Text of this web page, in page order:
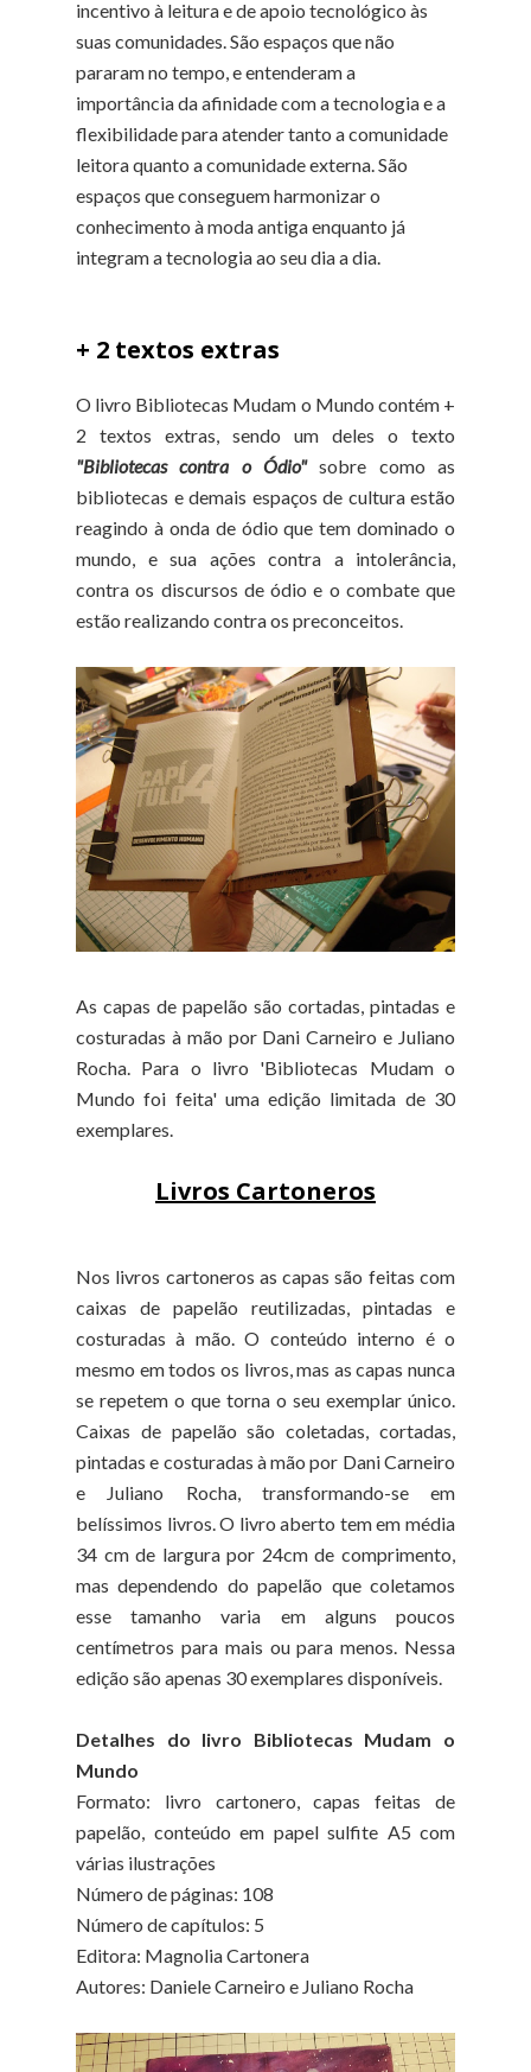
incentivo à leitura e de apoio tecnológico às
suas comunidades. São espaços que não
pararam no tempo, e entenderam a
importância da afinidade com a tecnologia e a
flexibilidade para atender tanto a comunidade
leitora quanto a comunidade externa. São
espaços que conseguem harmonizar o
conhecimento à moda antiga enquanto já
integram a tecnologia ao seu dia a dia.
+ 2 textos extras
O livro Bibliotecas Mudam o Mundo contém +
2 textos extras, sendo um deles o texto
"Bibliotecas contra o Ódio"sobre como as
bibliotecas e demais espaços de cultura estão
reagindo à onda de ódio que tem dominado o
mundo, e sua ações contra a intolerância,
contra os discursos de ódio e o combate que
estão realizando contra os preconceitos.
As capas de papelão são cortadas, pintadas e
costuradas à mão por Dani Carneiro e Juliano
Rocha. Para o livro 'Bibliotecas Mudam o
Mundo foi feita' uma edição limitada de 30
exemplares.
Livros Cartoneros
Nos livros cartoneros as capas são feitas com
caixas de papelão reutilizadas, pintadas e
costuradas à mão. O conteúdo interno é o
mesmo em todos os livros, mas as capas nunca
se repetem o que torna o seu exemplar único.
Caixas de papelão são coletadas, cortadas,
pintadas e costuradas à mão por Dani Carneiro
e Juliano Rocha, transformando-se em
belíssimos livros. O livro aberto tem em média
34 cm de largura por 24cm de comprimento,
mas dependendo do papelão que coletamos
esse tamanho varia em alguns poucos
centímetros para mais ou para menos. Nessa
edição são apenas 30 exemplares disponíveis.
Detalhes do livro Bibliotecas Mudam o
Mundo
Formato: livro cartonero, capas feitas de
papelão, conteúdo em papel sulfite A5 com
várias ilustrações
Número de páginas: 108
Número de capítulos: 5
Editora: Magnolia Cartonera
Autores: Daniele Carneiro e Juliano Rocha